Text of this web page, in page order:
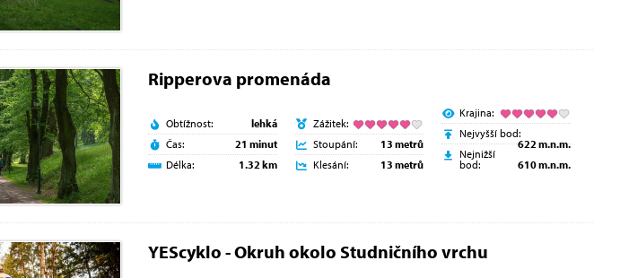
Ripperova promenáda
Obtížnost:
lehká
Čas:
21 minut
Délka:
1.32 km
Zážitek:
Stoupání:
13 metrů
Klesání:
13 metrů
Krajina:
Nejvyšší bod:
622 m.n.m.
Nejnižší
bod:
610 m.n.m.
YEScyklo - Okruh okolo Studničního vrchu